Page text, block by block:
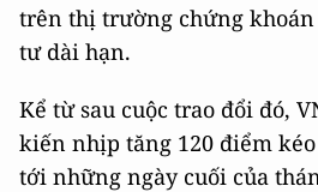
trên thị trường chứng khoán
tư dài hạn.
Kể từ sau cuộc trao đổi đó,
kiến nhịp tăng 120 điểm
tới những ngày cuối của